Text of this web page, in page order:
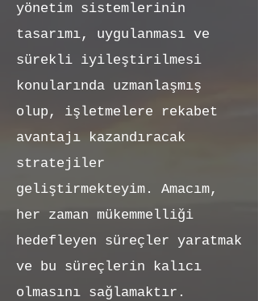
yönetim sistemlerinin
tasarımı, uygulanması ve
sürekli iyileştirilmesi
konularında uzmanlaşmış
olup, işletmelere rekabet
avantajı kazandıracak
stratejiler
geliştirmekteyim. Amacım,
her zaman mükemmelliği
hedefleyen süreçler yaratmak
ve bu süreçlerin kalıcı
olmasını sağlamaktır.​